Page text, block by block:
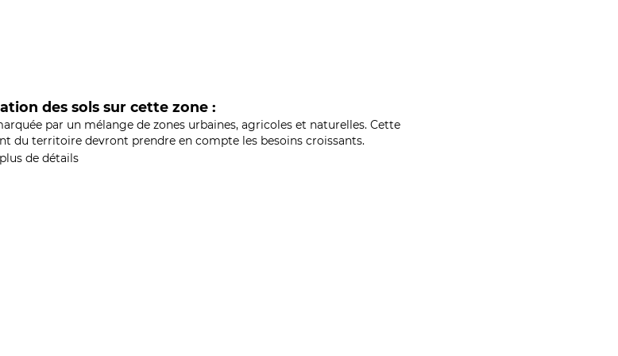
des sols sur cette zone :
par un mélange de zones urbaines, agricoles et naturelles. Cette
du territoire devront prendre en compte les besoins croissants.
de détails